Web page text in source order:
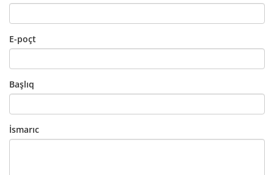
E-poçt
Başlıq
İsmarıc